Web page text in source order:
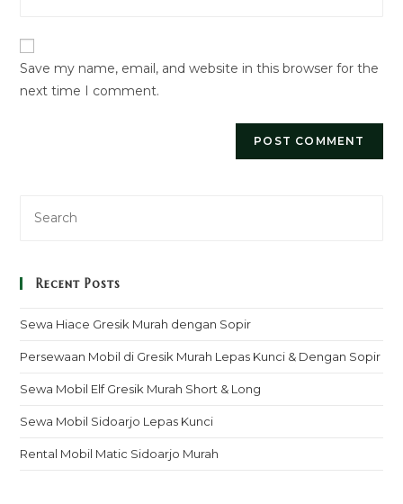
URL
(optional)
Save my name, email, and website in this browser for the
next time I comment.
Recent Posts
Sewa Hiace Gresik Murah dengan Sopir
Persewaan Mobil di Gresik Murah Lepas Kunci & Dengan Sopir
Sewa Mobil Elf Gresik Murah Short & Long
Sewa Mobil Sidoarjo Lepas Kunci
Rental Mobil Matic Sidoarjo Murah